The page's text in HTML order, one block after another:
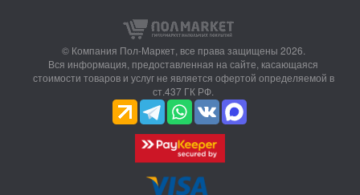
© Компания Пол-Маркет, все права защищены 2026.
Вся информация, предоставленная на сайте, касающаяся
стоимости товаров и услуг не является офертой определяемой в
ст.437 ГК РФ.